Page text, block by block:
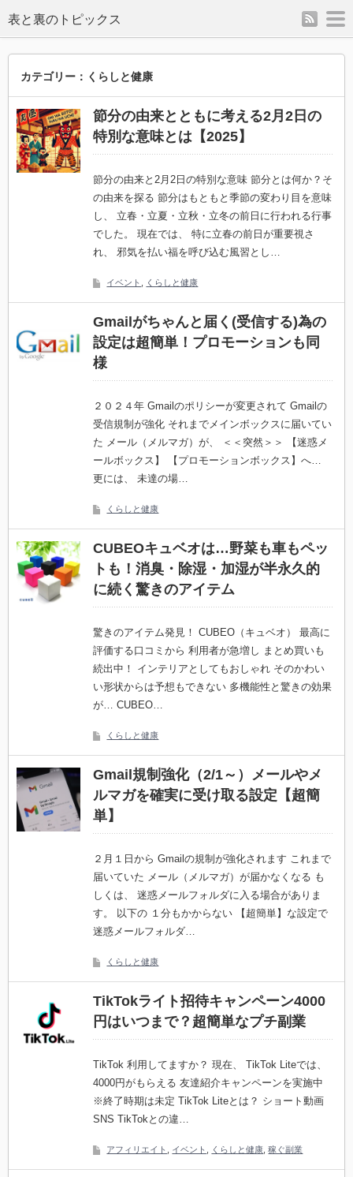
表と裏のトピックス rss
カテゴリー：くらしと健康
節分の由来とともに考える2月2日の
特別な意味とは【2025】
節分の由来と2月2日の特別な意味 節分とは何か？そ
の由来を探る 節分はもともと季節の変わり目を意味
し、 立春・立夏・立秋・立冬の前日に行われる行事
でした。 現在では、 特に立春の前日が重要視さ
れ、 邪気を払い福を呼び込む風習とし…
イベント くらしと健康
Gmailがちゃんと届く(受信する)為の
設定は超簡単！プロモーションも同
様
２０２４年 Gmailのポリシーが変更されて Gmailの
受信規制が強化 それまでメインボックスに届いてい
た メール（メルマガ）が、 ＜＜突然＞＞ 【迷惑メ
ールボックス】 【プロモーションボックス】へ…
更には、 未達の場…
くらしと健康
CUBEOキュベオは…野菜も車もペッ
トも！消臭・除湿・加湿が半永久的
に続く驚きのアイテム
驚きのアイテム発見！ CUBEO（キュベオ） 最高に
評価する口コミから 利用者が急増し まとめ買いも
続出中！ インテリアとしてもおしゃれ そのかわい
い形状からは予想もできない 多機能性と驚きの効果
が… CUBEO…
くらしと健康
Gmail規制強化（2/1～）メールやメ
ルマガを確実に受け取る設定【超簡
単】
２月１日から Gmailの規制が強化されます これまで
届いていた メール（メルマガ）が届かなくなる も
しくは、 迷惑メールフォルダに入る場合がありま
す。 以下の １分もかからない 【超簡単】な設定で
迷惑メールフォルダ…
くらしと健康
TikTokライト招待キャンペーン4000
円はいつまで？超簡単なプチ副業
TikTok 利用してますか？ 現在、 TikTok Liteでは、
4000円がもらえる 友達紹介キャンペーンを実施中
※終了時期は未定 TikTok Liteとは？ ショート動画
SNS TikTokとの違…
アフィリエイト イベント くらしと健康 ,稼ぐ副業